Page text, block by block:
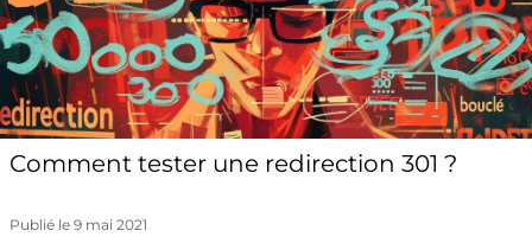
Comment tester une redirection 301 ?
Publié le 9 mai 2021